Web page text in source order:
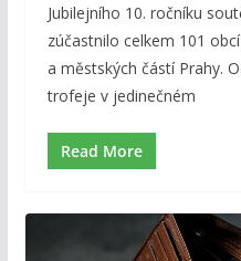
Jubilejního 10. ročníku
zúčastnilo celkem 101
a městských částí Prahy.
trofeje v jedinečném
Read More